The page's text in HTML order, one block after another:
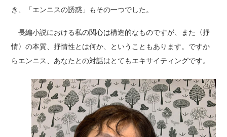
き、「エンニスの誘惑」もその一つでした。
長編小説における私の関心は構造的なものですが、また〈抒
情〉の本質、抒情性とは何か、ということもあります。ですか
らエンニス、あなたとの対話はとてもエキサイティングです。